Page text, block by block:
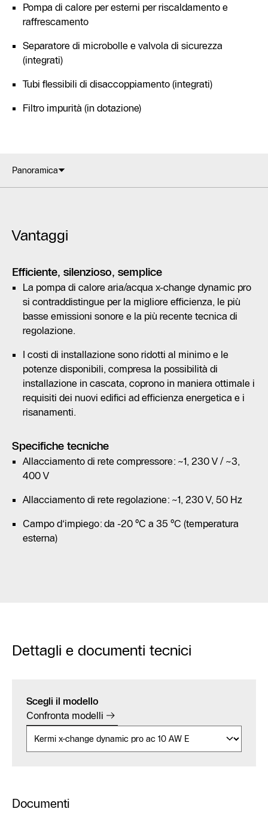
Pompa di calore per esterni per riscaldamento e
raffrescamento
Separatore di microbolle e valvola di sicurezza
(integrati)
Tubi flessibili di disaccoppiamento (integrati)
Filtro impurità (in dotazione)
Panoramica
Vantaggi
Efficiente, silenzioso, semplice
La pompa di calore aria/acqua x-change dynamic pro
si contraddistingue per la migliore efficienza, le più
basse emissioni sonore e la più recente tecnica di
regolazione.
I costi di installazione sono ridotti al minimo e le
potenze disponibili, compresa la possibilità di
installazione in cascata, coprono in maniera ottimale i
requisiti dei nuovi edifici ad efficienza energetica e i
risanamenti.
Specifiche tecniche
Allacciamento di rete compressore: ~1, 230 V / ~3,
400 V
Allacciamento di rete regolazione: ~1, 230 V, 50 Hz
Campo d‘impiego: da -20 °C a 35 °C (temperatura
esterna)
Dettagli e documenti tecnici
Scegli il modello
Confronta modelli
Documenti